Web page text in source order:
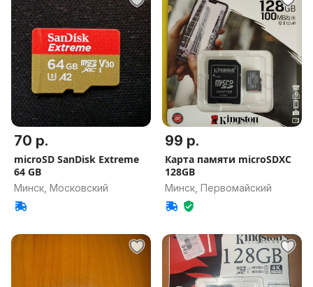
70 р.
microSD SanDisk Extreme
64 GB
Минск, Московский
99 р.
Карта памяти microSDXC
128GB
Минск, Первомайский